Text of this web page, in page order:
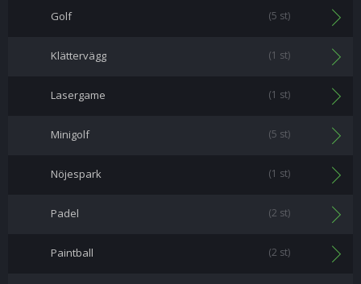
Golf (5 st)
Klättervägg (1 st)
Lasergame (1 st)
Minigolf (5 st)
Nöjespark (1 st)
Padel (2 st)
Paintball (2 st)